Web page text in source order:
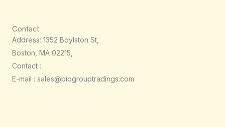
Contact
Address: 1352 Boylston St,
Boston, MA 02215,
Contact :
E-mail : sales@biogrouptradings.com